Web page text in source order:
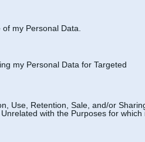
my Personal Data.
my Personal Data for Targeted
Use, Retention, Sale, and/or
with the Purposes for which
Sep 2023, 17:50:24 @snrakstīja: